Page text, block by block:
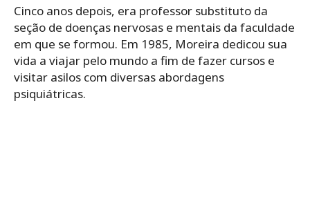
Cinco anos depois, era professor substituto da
seção de doenças nervosas e mentais da faculdade
em que se formou. Em 1985, Moreira dedicou sua
vida a viajar pelo mundo a fim de fazer cursos e
visitar asilos com diversas abordagens
psiquiátricas.